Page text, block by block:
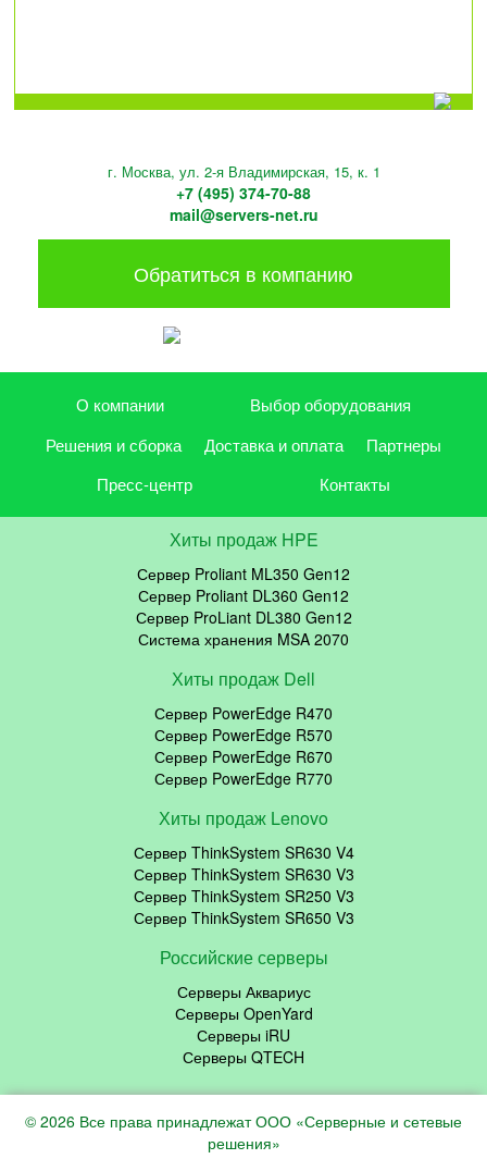
г. Москва, ул. 2-я Владимирская, 15, к. 1
+7 (495) 374-70-88
mail@servers-net.ru
Обратиться в компанию
О компании
Выбор оборудования
Решения и сборка
Доставка и оплата
Партнеры
Пресс-центр
Контакты
Хиты продаж HPE
Сервер Proliant ML350 Gen12
Сервер Proliant DL360 Gen12
Сервер ProLiant DL380 Gen12
Система хранения MSA 2070
Хиты продаж Dell
Сервер PowerEdge R470
Сервер PowerEdge R570
Сервер PowerEdge R670
Сервер PowerEdge R770
Хиты продаж Lenovo
Сервер ThinkSystem SR630 V4
Сервер ThinkSystem SR630 V3
Сервер ThinkSystem SR250 V3
Сервер ThinkSystem SR650 V3
Российские серверы
Серверы Аквариус
Серверы OpenYard
Серверы iRU
Серверы QTECH
© 2026 Все права принадлежат ООО «Серверные и сетевые
решения»